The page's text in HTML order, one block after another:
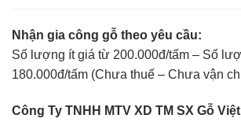
Nhận gia công gỗ theo yêu cầu:
Số lượng ít giá từ 200.000đ/tấm – Số
180.000đ/tấm (Chưa thuế – Chưa vận
Công Ty TNHH MTV XD TM SX Gỗ Việt